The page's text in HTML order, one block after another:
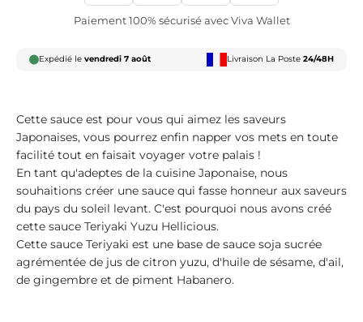
Paiement 100% sécurisé avec Viva Wallet
Expédié le vendredi 7 août Livraison La Poste 24/48H
Cette sauce est pour vous qui aimez les saveurs
Japonaises, vous pourrez enfin napper vos mets en toute
facilité tout en faisait voyager votre palais !
En tant qu'adeptes de la cuisine Japonaise, nous
souhaitions créer une sauce qui fasse honneur aux saveurs
du pays du soleil levant. C'est pourquoi nous avons créé
cette sauce Teriyaki Yuzu Hellicious.
Cette sauce Teriyaki est une base de sauce soja sucrée
agrémentée de jus de citron yuzu, d'huile de sésame, d'ail,
de gingembre et de piment Habanero.